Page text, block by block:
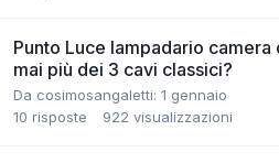
Punto Luce lampadario camera
mai più dei 3 cavi classici?
Da cosimosangaletti: 1 gennaio
10 risposte 922 visualizzazioni